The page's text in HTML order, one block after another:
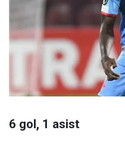
6 gol, 1 asist